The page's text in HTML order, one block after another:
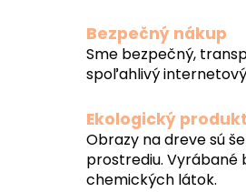
Bezpečný nákup
Sme bezpečný,
spoľahlivý
Ekologický produkt
Obrazy na dreve sú
prostrediu. Vyrábané
chemických látok.